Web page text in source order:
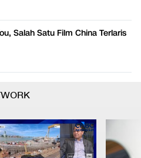
Salah Satu Film China Terlaris